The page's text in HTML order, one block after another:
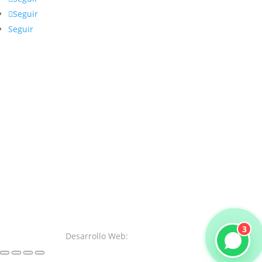
3
Seguir
Seguir
Desarrollo Web: